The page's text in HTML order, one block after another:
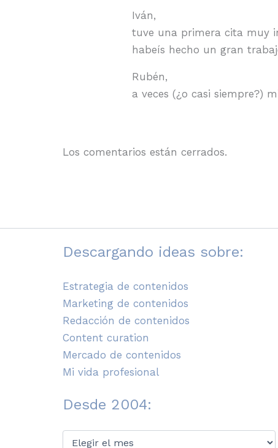
Iván,
tuve una primera cita muy
habeís hecho un gran
Rubén,
a veces (¿o casi siempre?)
Los comentarios están cerrados.
Descargando ideas sobre:
Estrategia de contenidos
Marketing de contenidos
Redacción de contenidos
Content curation
Mercado de contenidos
Mi vida profesional
Desde 2004: